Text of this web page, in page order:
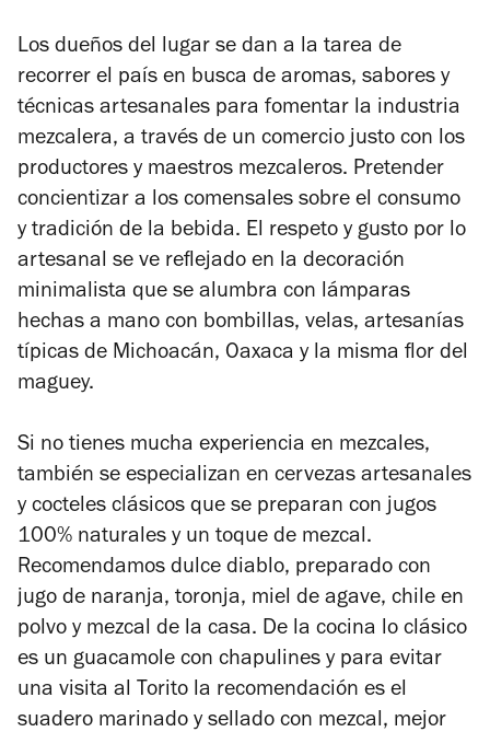
Los dueños del lugar se dan a la tarea de
recorrer el país en busca de aromas, sabores y
técnicas artesanales para fomentar la industria
mezcalera, a través de un comercio justo con los
productores y maestros mezcaleros. Pretender
concientizar a los comensales sobre el consumo
y tradición de la bebida. El respeto y gusto por lo
artesanal se ve reflejado en la decoración
minimalista que se alumbra con lámparas
hechas a mano con bombillas, velas, artesanías
típicas de Michoacán, Oaxaca y la misma flor del
maguey.
Si no tienes mucha experiencia en mezcales,
también se especializan en cervezas artesanales
y cocteles clásicos que se preparan con jugos
100% naturales y un toque de mezcal.
Recomendamos dulce diablo, preparado con
jugo de naranja, toronja, miel de agave, chile en
polvo y mezcal de la casa. De la cocina lo clásico
es un guacamole con chapulines y para evitar
una visita al Torito la recomendación es el
suadero marinado y sellado con mezcal, mejor